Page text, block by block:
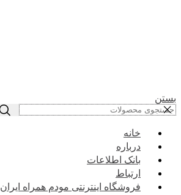
بستن
خانه
درباره
بانک اطلاعات
ارتباط
فروشگاه اینترنتی مودم همراه ایران